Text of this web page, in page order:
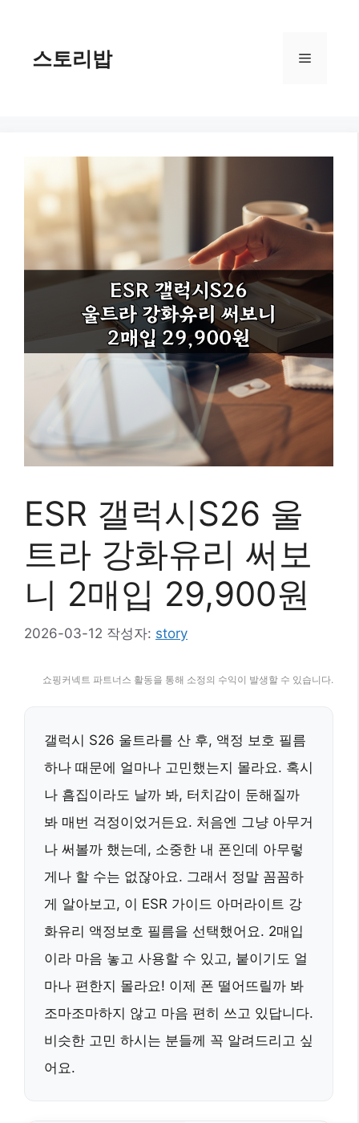
스토리밥 메
ESR 갤럭시S26 울
트라 강화유리 써보
니 2매입 29,900원
2026-03-12 작성자: story
쇼핑커넥트 파트너스 활동을 통해 소정의 수익이 발생할 수 있습니다.
갤럭시 S26 울트라를 산 후, 액정 보호 필름
하나 때문에 얼마나 고민했는지 몰라요. 혹시
나 흠집이라도 날까 봐, 터치감이 둔해질까
봐 매번 걱정이었거든요. 처음엔 그냥 아무거
나 써볼까 했는데, 소중한 내 폰인데 아무렇
게나 할 수는 없잖아요. 그래서 정말 꼼꼼하
게 알아보고, 이 ESR 가이드 아머라이트 강
화유리 액정보호 필름을 선택했어요. 2매입
이라 마음 놓고 사용할 수 있고, 붙이기도 얼
마나 편한지 몰라요! 이제 폰 떨어뜨릴까 봐
조마조마하지 않고 마음 편히 쓰고 있답니다.
비슷한 고민 하시는 분들께 꼭 알려드리고 싶
어요.